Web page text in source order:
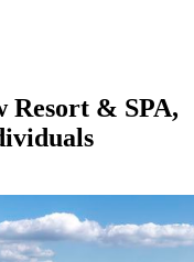
Resort & SPA,